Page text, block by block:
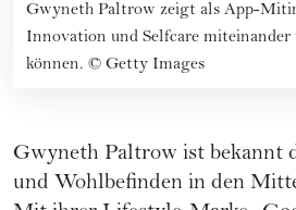
Gwyneth Paltrow zeigt als App-
Innovation und Selfcare miteinander
können. © Getty Images
Gwyneth Paltrow ist bekannt
und Wohlbefinden in den